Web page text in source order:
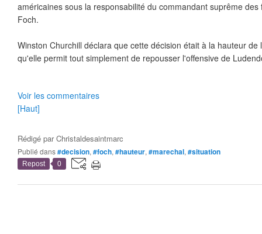
américaines sous la responsabilité du commandant suprême
Foch.
Winston Churchill déclara que cette décision était à la hauteur
qu'elle permit tout simplement de repousser l'offensive de
Voir les commentaires
[Haut]
Rédigé parChristaldesaintmarc
Publié dans#decision, #foch, #hauteur, #marechal, #situation
Repost 0